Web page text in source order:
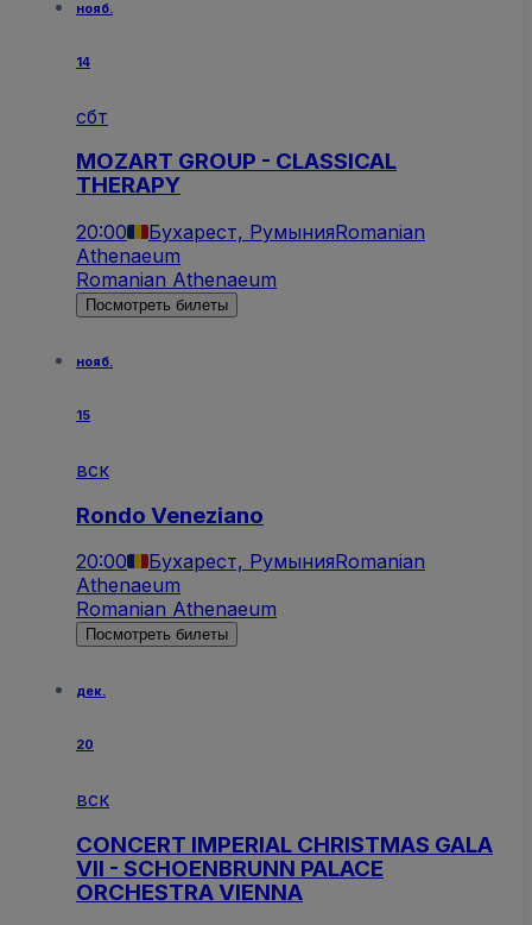
нояб.
14
сбт
MOZART GROUP - CLASSICAL
THERAPY
20:00 Бухарест, РумынияRomanian
Athenaeum
Romanian Athenaeum
Посмотреть билеты
нояб.
15
вск
Rondo Veneziano
20:00 Бухарест, РумынияRomanian
Athenaeum
Romanian Athenaeum
Посмотреть билеты
дек.
20
вск
CONCERT IMPERIAL CHRISTMAS GALA
VII - SCHOENBRUNN PALACE
ORCHESTRA VIENNA